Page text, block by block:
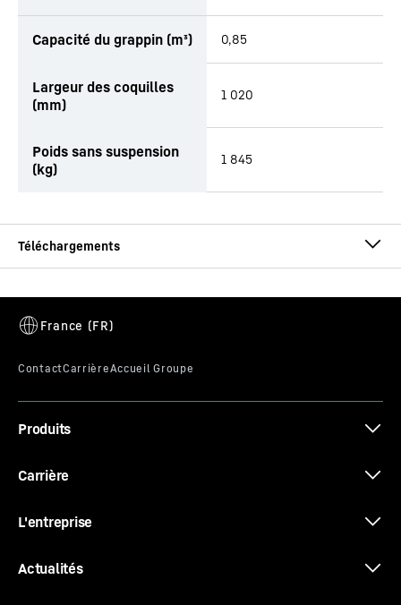
Capacité du grappin (m³) 0,85
Largeur des coquilles
(mm)
1 020
Poids sans suspension
(kg)
1 845
Produits
Carrière
L'entreprise
Actualités